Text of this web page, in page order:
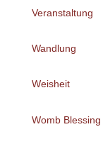
Veranstaltung
Wandlung
Weisheit
Womb Blessing